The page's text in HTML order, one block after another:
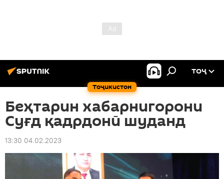
Тоҷикистон
ТОҶ
Беҳтарин хабарнигорони
Суғд қадрдонӣ шуданд
13:30 04.02.2023